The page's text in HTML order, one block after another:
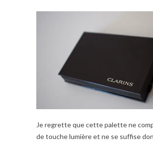
Je regrette que cette palette ne
de touche lumière et ne se suffise